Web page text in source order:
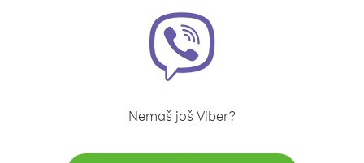
Nemaš još Viber?